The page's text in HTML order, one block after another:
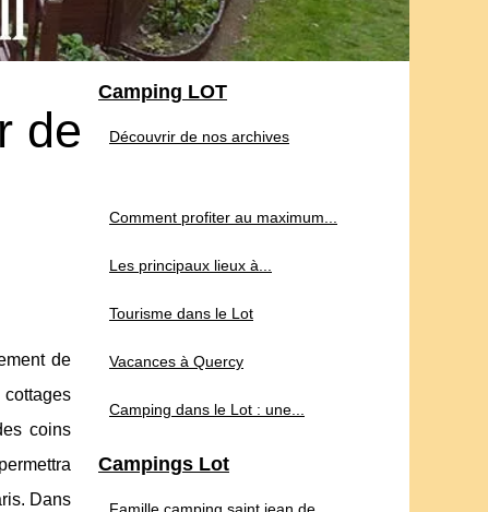
de
de
coins
Dans
Camping LOT
Découvrir de nos archives
Comment profiter au maximum...
Les principaux lieux à...
Tourisme dans le Lot
Vacances à Quercy
Camping dans le Lot : une...
Campings Lot